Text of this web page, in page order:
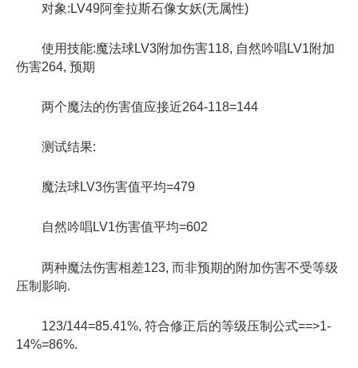
对象:LV49阿奎拉斯石像女妖(无属性)
使用技能:魔法球LV3附加伤害118, 自然吟唱LV1附加
伤害264, 预期
两个魔法的伤害值应接近264-118=144
测试结果:
魔法球LV3伤害值平均=479
自然吟唱LV1伤害值平均=602
两种魔法伤害相差123, 而非预期的附加伤害不受等级
压制影响.
123/144=85.41%, 符合修正后的等级压制公式==>1-
14%=86%.